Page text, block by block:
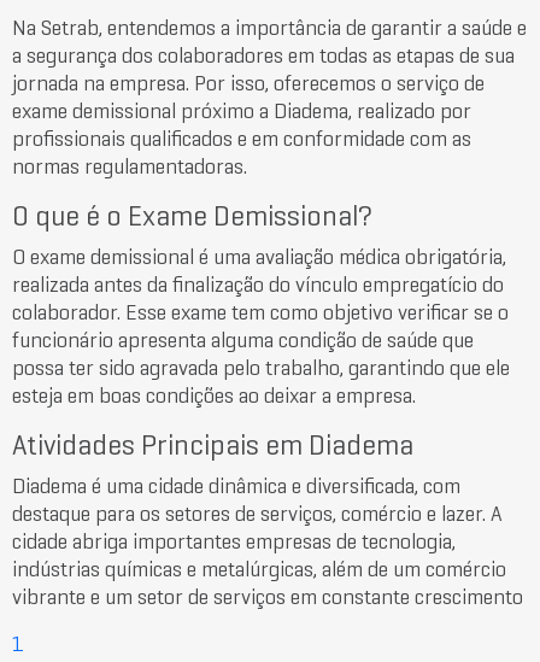
Na Setrab, entendemos a importância de garantir a saúde e
a segurança dos colaboradores em todas as etapas de sua
jornada na empresa. Por isso, oferecemos o serviço de
exame demissional próximo a Diadema, realizado por
profissionais qualificados e em conformidade com as
normas regulamentadoras.
O que é o Exame Demissional?
O exame demissional é uma avaliação médica obrigatória,
realizada antes da finalização do vínculo empregatício do
colaborador. Esse exame tem como objetivo verificar se o
funcionário apresenta alguma condição de saúde que
possa ter sido agravada pelo trabalho, garantindo que ele
esteja em boas condições ao deixar a empresa.
Atividades Principais em Diadema
Diadema é uma cidade dinâmica e diversificada, com
destaque para os setores de serviços, comércio e lazer. A
cidade abriga importantes empresas de tecnologia,
indústrias químicas e metalúrgicas, além de um comércio
vibrante e um setor de serviços em constante crescimento
1